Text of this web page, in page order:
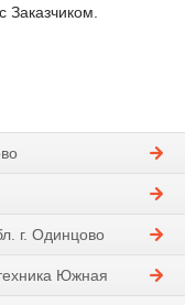
г. Одинцово
Южная